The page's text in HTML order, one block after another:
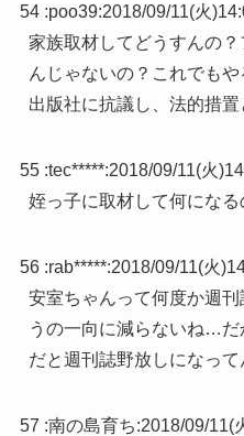
54 :poo39:2018/09/11(火
家族取材してどうすんの
んじゃないの？これでも
出版社に抗議し、法的措置
55 :tec*****:2018/09/11(火
姪っ子に取材して何になる
56 :rab*****:2018/09/11(火
安室ちゃんって何度か週
うの一向に減らないね…
だと週刊誌野放しになって
57 :南の島育ち:2018/09/11(